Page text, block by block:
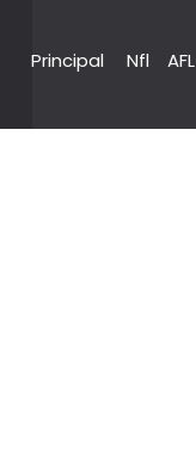
Principal Nfl AFL